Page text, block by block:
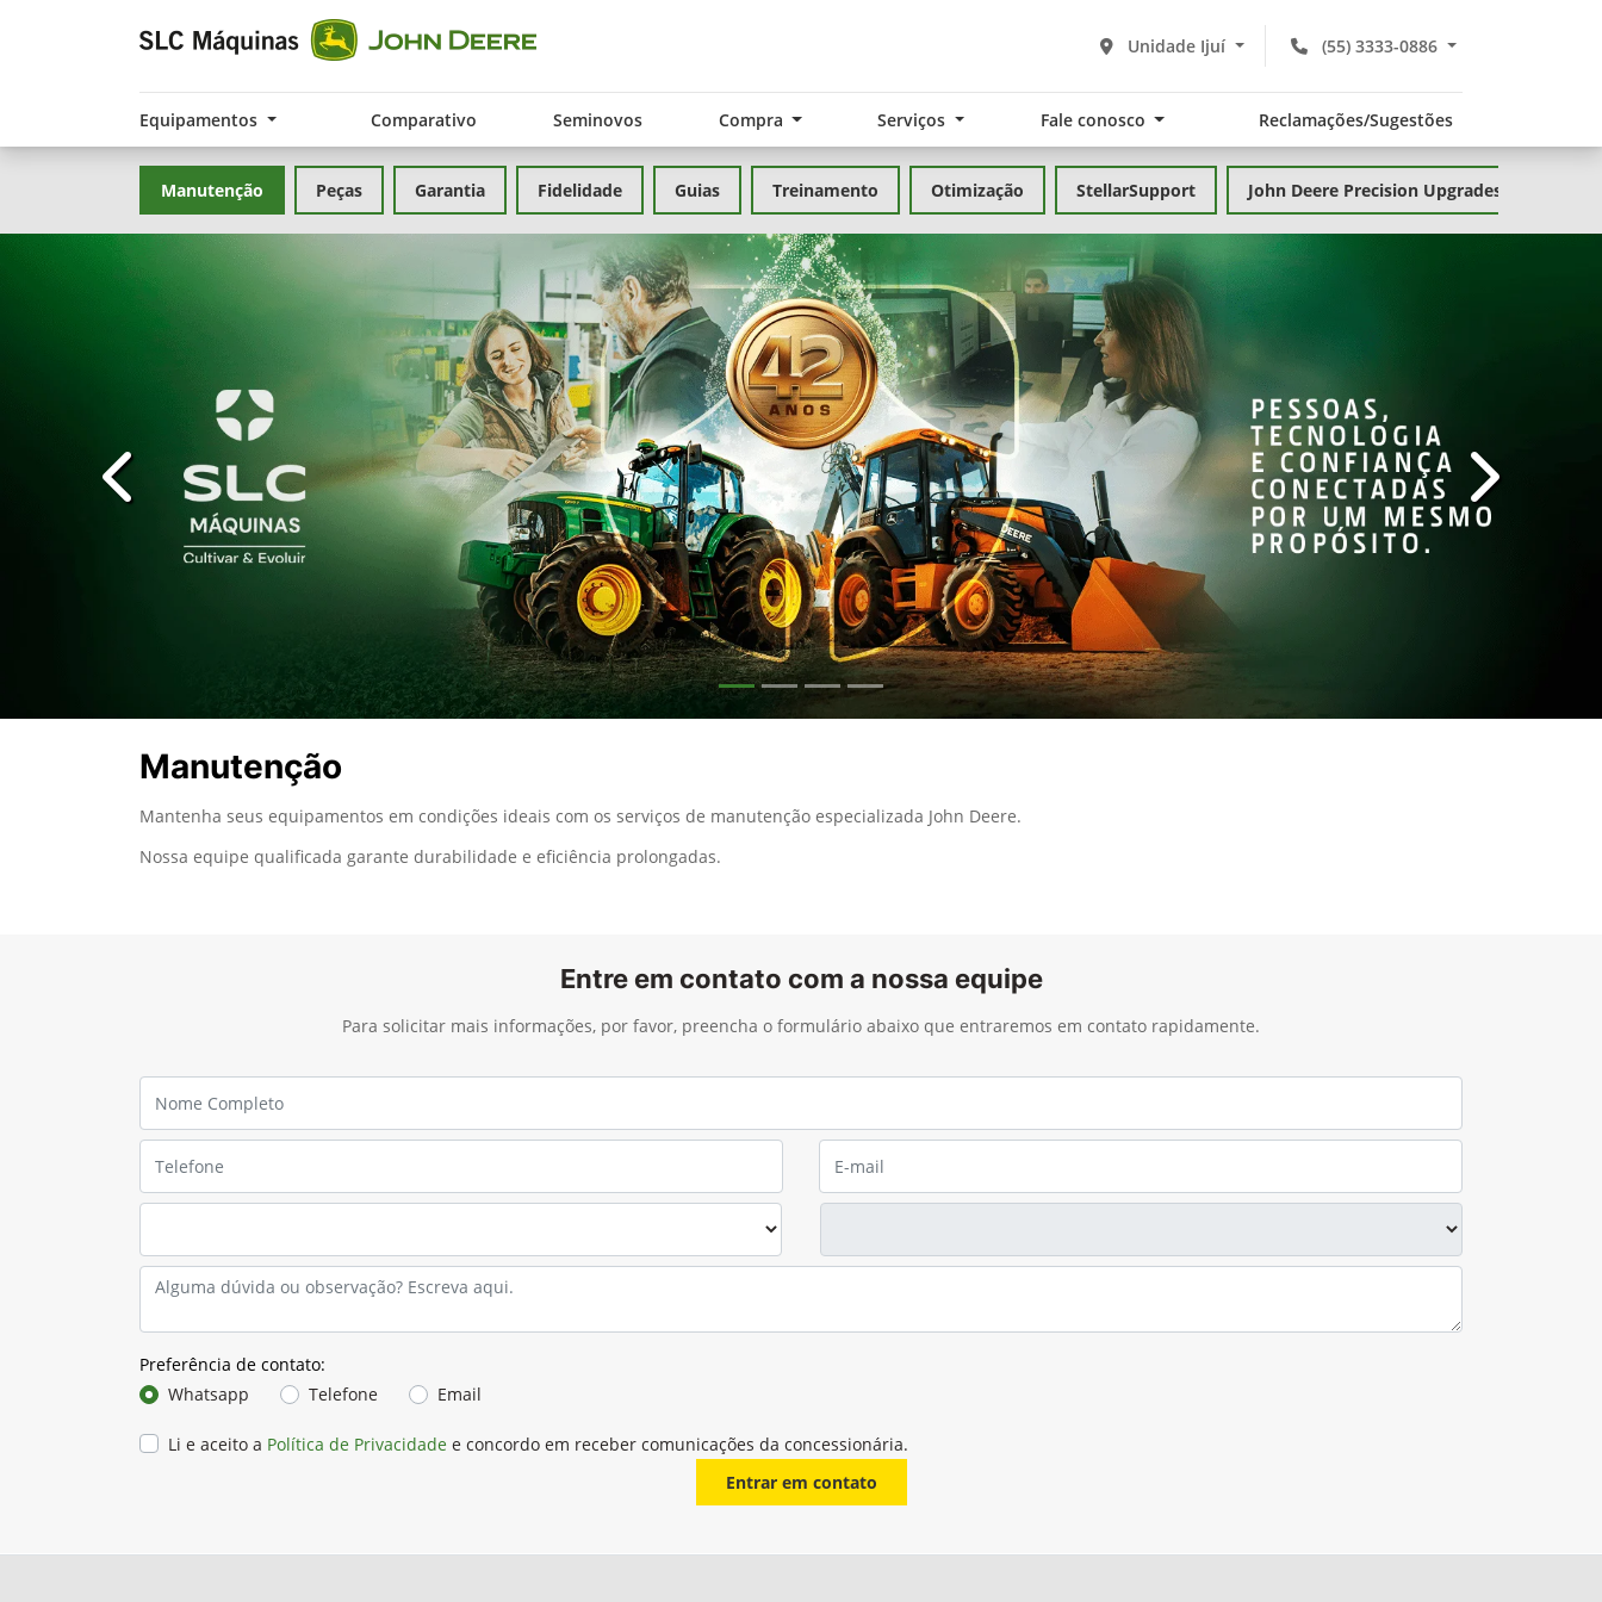
(55) 3333-0886
Unidade Ijuí
Equipamentos Comparativo Seminovos Compra Serviços Fale conosco Reclamações/Sugestões
Manutenção Peças Garantia Fidelidade Guias Treinamento Otimização StellarSupport John Deere Precision Upgrades
templates.template-01.components.carousel.texts.control_prev
Manutenção
Mantenha seus equipamentos em condições ideais com os serviços de manutenção especializada John Deere.
Nossa equipe qualificada garante durabilidade e eficiência prolongadas.
Entre em contato com a nossa equipe
Para solicitar mais informações, por favor, preencha o formulário abaixo que entraremos em contato rapidamente.
Preferência de contato:
Whatsapp
Telefone Email
Li e aceito a Política de Privacidade e concordo em receber comunicações da concessionária.
Entrar em contato